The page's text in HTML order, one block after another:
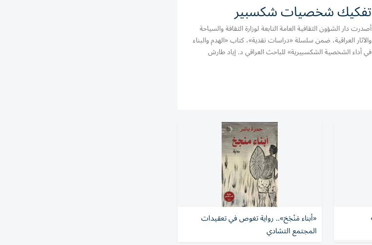
تفكيك شخصيات شكسبير
أصدرت دار الشؤون الثقافية العامة التابعة لوزارة الثقافة والسياحة
والآثار العراقية، ضمن سلسلة «دراسات نقدية»، كتاب «الهدم والبناء
في أداء الشخصية الشكسبيرية» للباحث العراقي د. إياد طارش
«أبناء مَنْجَخ».. رواية تغوص في تعقيدات
المجتمع التشادي